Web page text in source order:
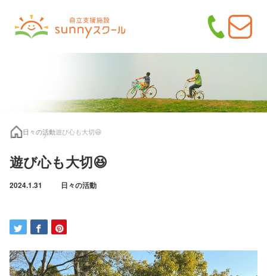
日々の活動遊び心も大切😆
遊び心も大切😆
2024.1.31 日々の活動